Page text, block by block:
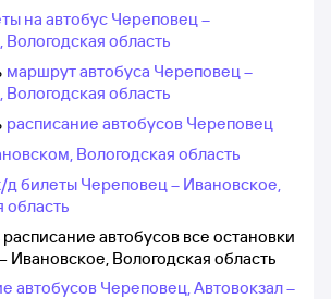
на автобус Череповец –
область
маршрут автобуса Череповец –
область
расписание автобусов Череповец
Вологодская область
билеты Череповец – Ивановское,
область
автобусов все остановки
Ивановское, Вологодская область
автобусов Череповец, Автовокзал –